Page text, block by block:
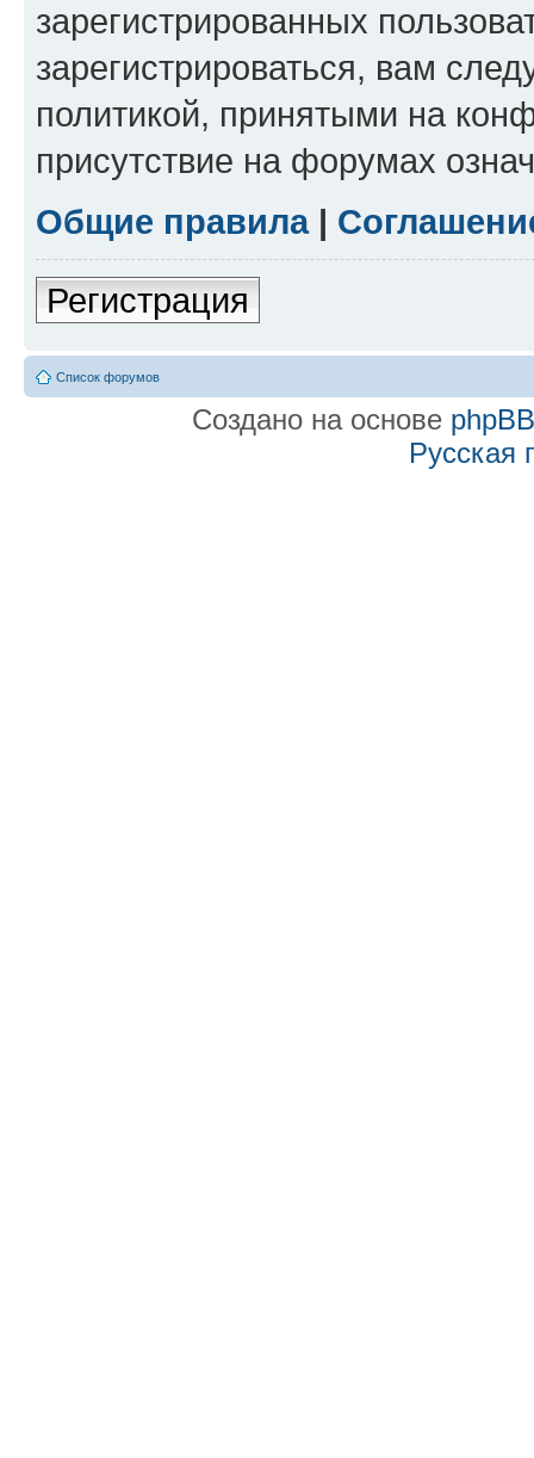
зарегистрированных
зарегистрироваться, вам
политикой, принятыми на
присутствие на форумах
Общие правила|
Регистрация
Список форумов
Создано на основе phpBB
Русская